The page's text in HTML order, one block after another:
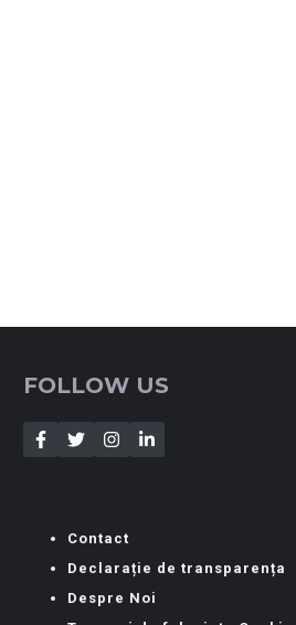
FOLLOW US
Contact
Declarație de transparența
Despre Noi